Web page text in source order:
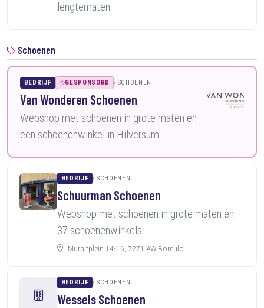
lengtematen
Schoenen
BEDRIJF GESPONSORD SCHOENEN
Van Wonderen Schoenen
Webshop met schoenen in grote maten en
een schoenenwinkel in Hilversum
BEDRIJF SCHOENEN
Schuurman Schoenen
Webshop met schoenen in grote maten en
37 schoenenwinkels
Muraltplein 14-16, 7271 AW Borculo
BEDRIJF SCHOENEN
Wessels Schoenen